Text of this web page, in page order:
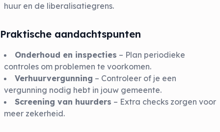
huur en de liberalisatiegrens.
Praktische aandachtspunten
Onderhoud en inspecties – Plan periodieke
controles om problemen te voorkomen.
Verhuurvergunning – Controleer of je een
vergunning nodig hebt in jouw gemeente.
Screening van huurders – Extra checks zorgen voor
meer zekerheid.